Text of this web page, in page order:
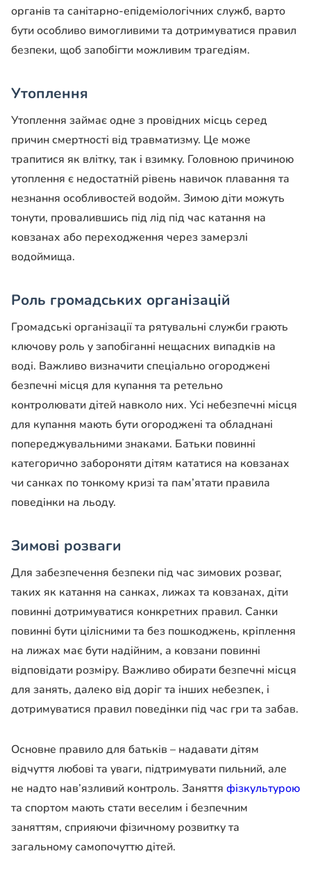
органів та санітарно-епідеміологічних служб, варто
бути особливо вимогливими та дотримуватися правил
безпеки, щоб запобігти можливим трагедіям.
Утоплення
Утоплення займає одне з провідних місць серед
причин смертності від травматизму. Це може
трапитися як влітку, так і взимку. Головною причиною
утоплення є недостатній рівень навичок плавання та
незнання особливостей водойм. Зимою діти можуть
тонути, провалившись під лід під час катання на
ковзанах або переходження через замерзлі
водоймища.
Роль громадських організацій
Громадські організації та рятувальні служби грають
ключову роль у запобіганні нещасних випадків на
воді. Важливо визначити спеціально огороджені
безпечні місця для купання та ретельно
контролювати дітей навколо них. Усі небезпечні місця
для купання мають бути огороджені та обладнані
попереджувальними знаками. Батьки повинні
категорично забороняти дітям кататися на ковзанах
чи санках по тонкому кризі та пам’ятати правила
поведінки на льоду.
Зимові розваги
Для забезпечення безпеки під час зимових розваг,
таких як катання на санках, лижах та ковзанах, діти
повинні дотримуватися конкретних правил. Санки
повинні бути цілісними та без пошкоджень, кріплення
на лижах має бути надійним, а ковзани повинні
відповідати розміру. Важливо обирати безпечні місця
для занять, далеко від доріг та інших небезпек, і
дотримуватися правил поведінки під час гри та забав.
Основне правило для батьків – надавати дітям
відчуття любові та уваги, підтримувати пильний, але
не надто нав’язливий контроль. Заняття фізкультурою
та спортом мають стати веселим і безпечним
заняттям, сприяючи фізичному розвитку та
загальному самопочуттю дітей.